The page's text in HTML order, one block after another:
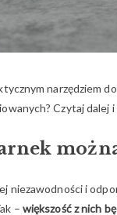
narzędziem
Czytaj dalej i
niezawodności i
– większość z nich